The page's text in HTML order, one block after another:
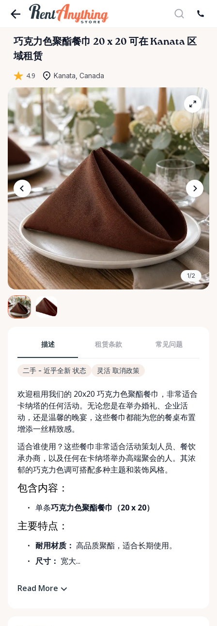
巧克力色聚酯餐巾 20 x 20 可在 Kanata 区
域租赁
4.9 Kanata, Canada
1/2
描述 租赁条款 常见问题
二手 - 近乎全新 状态 灵活 取消政策
欢迎租用我们的 20x20 巧克力色聚酯餐巾，非常适合
卡纳塔的任何活动。无论您是在举办婚礼、企业活
动，还是温馨的晚宴，这些餐巾都能为您的餐桌布置
增添一丝精致感。
适合谁使用？这些餐巾非常适合活动策划人员、餐饮
承办商，以及任何在卡纳塔举办高端聚会的人。其浓
郁的巧克力色调可搭配多种主题和装饰风格。
包含内容：
单条巧克力色聚酯餐巾（20 x 20）
主要特点：
耐用材质： 高品质聚酯，适合长期使用。
尺寸： 宽大...
Read More